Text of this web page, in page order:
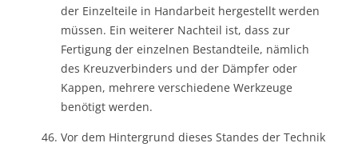
der Einzelteile in Handarbeit hergestellt werden
müssen. Ein weiterer Nachteil ist, dass zur
Fertigung der einzelnen Bestandteile, nämlich
des Kreuzverbinders und der Dämpfer oder
Kappen, mehrere verschiedene Werkzeuge
benötigt werden.
Vor dem Hintergrund dieses Standes der Technik